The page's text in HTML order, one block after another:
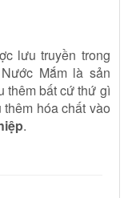
lưu truyền trong
Mắm là sản
thêm bất cứ thứ gì
thêm hóa chất vào
.